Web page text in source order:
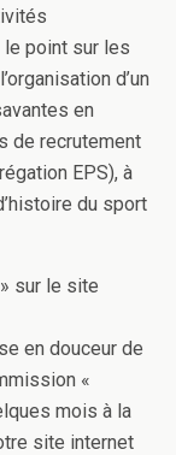
point sur les
d’un
en
de recrutement
EPS), à
du sport
sur le site
en douceur de
«
mois à la
site internet